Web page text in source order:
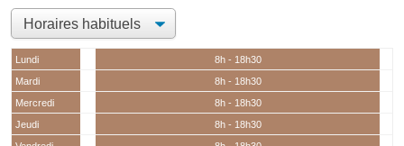
Lundi
8h - 18h30
Mardi
8h - 18h30
Mercredi
8h - 18h30
Jeudi
8h - 18h30